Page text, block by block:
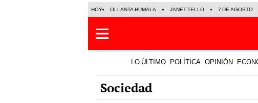
HOY OLLANTA HUMALA JANET TELLO 7 DE AGOSTO
LO ÚLTIMO POLÍTICA OPINIÓN
Sociedad